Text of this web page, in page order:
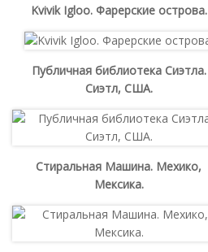
Kvivik Igloo. Фарерские острова.
Публичная библиотека Сиэтла.
Сиэтл, США.
Стиральная Машина. Мехико,
Мексика.